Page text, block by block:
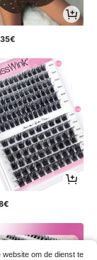
om de dienst te